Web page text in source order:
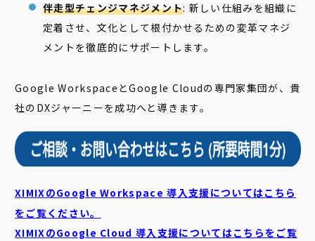
伴走型チェンジマネジメント: 新しい仕組みを組織に
定着させ、文化として根付かせるための変革マネジ
メントを徹底的にサポートします。
Google WorkspaceとGoogle Cloudの専門家集団が、貴
社のDXジャーニーを成功へと導きます。
XIMIXのGoogle Workspace 導入支援についてはこちら
をご覧ください。
XIMIXのGoogle Cloud 導入支援についてはこちらをご覧